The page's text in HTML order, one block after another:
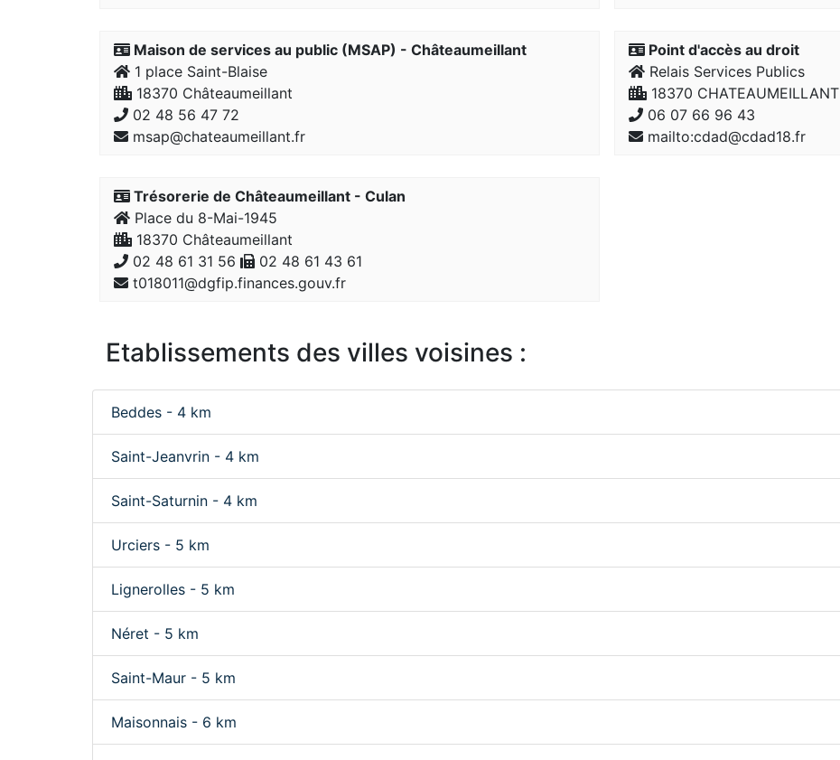
Maison de services au public (MSAP) - Châteaumeillant
1 place Saint-Blaise
18370 Châteaumeillant
02 48 56 47 72
msap@chateaumeillant.fr
Point d'accès au droit
Relais Services Publics
18370 CHATEAUMEILLANT
06 07 66 96 43
mailto:cdad@cdad18.fr
Trésorerie de Châteaumeillant - Culan
Place du 8-Mai-1945
18370 Châteaumeillant
02 48 61 31 56
02 48 61 43 61
t018011@dgfip.finances.gouv.fr
Etablissements des villes voisines :
Beddes - 4 km
Saint-Jeanvrin - 4 km
Saint-Saturnin - 4 km
Urciers - 5 km
Lignerolles - 5 km
Néret - 5 km
Saint-Maur - 5 km
Maisonnais - 6 km